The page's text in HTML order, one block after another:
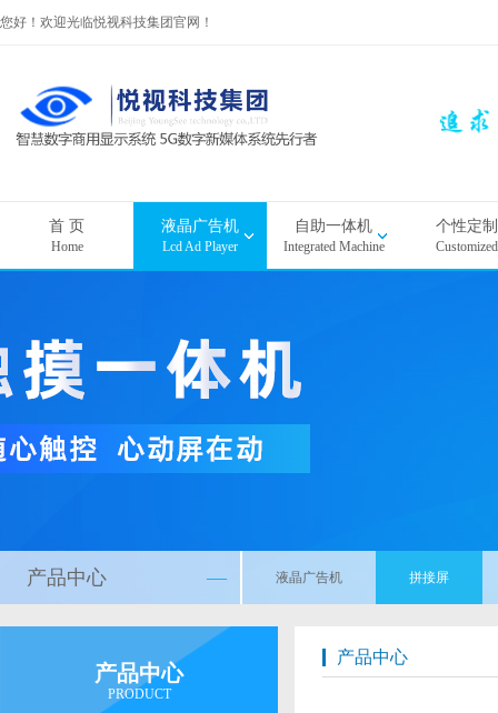
您好！欢迎光临悦视科技集团官网！
首 页
Home
液晶广告机
Lcd Ad Player
自助一体机
Integrated Machine
个性定制
Customized
产品中心 — 液晶广告机 拼接屏
产品中心
PRODUCT
产品中心